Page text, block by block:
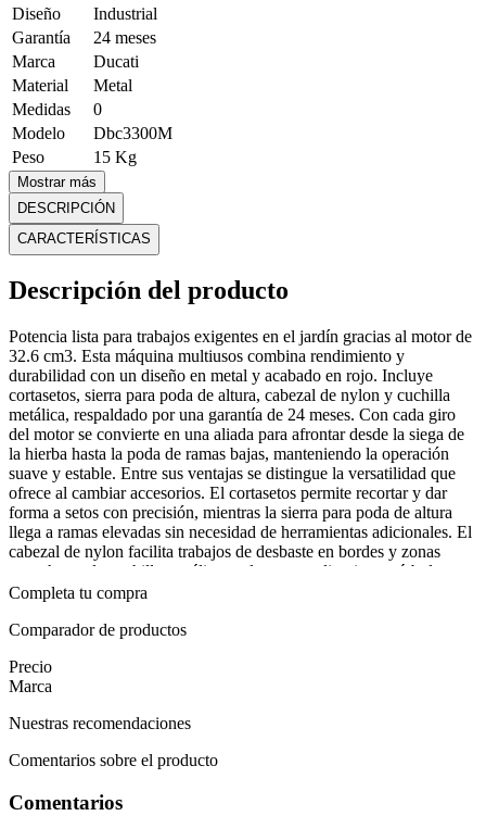
Diseño
Industrial
Garantía
24 meses
Marca
Ducati
Material
Metal
Medidas
0
Modelo
Dbc3300M
Peso
15 Kg
Mostrar más
DESCRIPCIÓN
CARACTERÍSTICAS
Descripción del producto
Potencia lista para trabajos exigentes en el jardín gracias al motor de
32.6 cm3. Esta máquina multiusos combina rendimiento y
durabilidad con un diseño en metal y acabado en rojo. Incluye
cortasetos, sierra para poda de altura, cabezal de nylon y cuchilla
metálica, respaldado por una garantía de 24 meses. Con cada giro
del motor se convierte en una aliada para afrontar desde la siega de
la hierba hasta la poda de ramas bajas, manteniendo la operación
suave y estable. Entre sus ventajas se distingue la versatilidad que
ofrece al cambiar accesorios. El cortasetos permite recortar y dar
forma a setos con precisión, mientras la sierra para poda de altura
llega a ramas elevadas sin necesidad de herramientas adicionales. El
cabezal de nylon facilita trabajos de desbaste en bordes y zonas
estrechas, y la cuchilla metálica acelera cortes limpios en árboles y
arbustos. Todo se integra en un conjunto robusto de metal que
reduce la fatiga durante largas sesiones. Para completar un proyecto
avanzar con tranquilidad en el terreno. Esta máquina ofrece
rendimiento constante en poda, desbroce y recorte, sin depender de
exigen resultados limpios y un equipo que resiste el ritmo diario del
cada proyecto.
Completa tu compra
Comparador de productos
Precio
Marca
Nuestras recomendaciones
Comentarios sobre el producto
Comentarios